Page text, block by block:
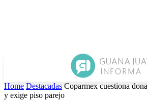
Home Destacadas Coparmex cuestiona
y exige piso parejo